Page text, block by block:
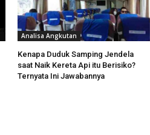
Analisa Angkutan
Kenapa Duduk Samping Jendela
saat Naik Kereta Api itu Berisiko?
Ternyata Ini Jawabannya